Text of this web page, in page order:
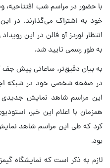
با حضور در مراسم شب افتتاحیه،
خود به اشتراک می‌گذارند. در
انتظار لوردز آو فالن در این
به طور رسمی تایید شد.
به بیان دقیق‌تر، ساعاتی پیش جف
در صفحه شخصی خود در شبکه
این مراسم شاهد نمایش جدیدی
همزمان با اعلام این خبر،
کرد که طی این مراسم شاهد
بود.